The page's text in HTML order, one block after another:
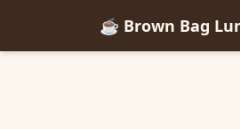
☕ Brown Bag